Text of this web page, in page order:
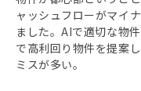
ャッシュフローがマイ
ました。AIで適切な物
で高利回り物件を提案
ミスが多い。